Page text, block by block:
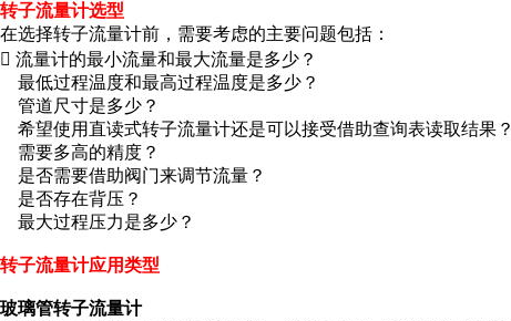
转子流量计选型
在选择转子流量计前，需要考虑的主要问题包括：
 流量计的最小流量和最大流量是多少？
最低过程温度和最高过程温度是多少？
管道尺寸是多少？
希望使用直读式转子流量计还是可以接受借助查询表读取结果？
需要多高的精度？
是否需要借助阀门来调节流量？
是否存在背压？
最大过程压力是多少？
转子流量计应用类型
玻璃管转子流量计